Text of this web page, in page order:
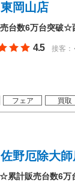
岡山店
台数6万台突破☆
4.5 接客：
フェア 買取
野厄除大
累計販売台数6